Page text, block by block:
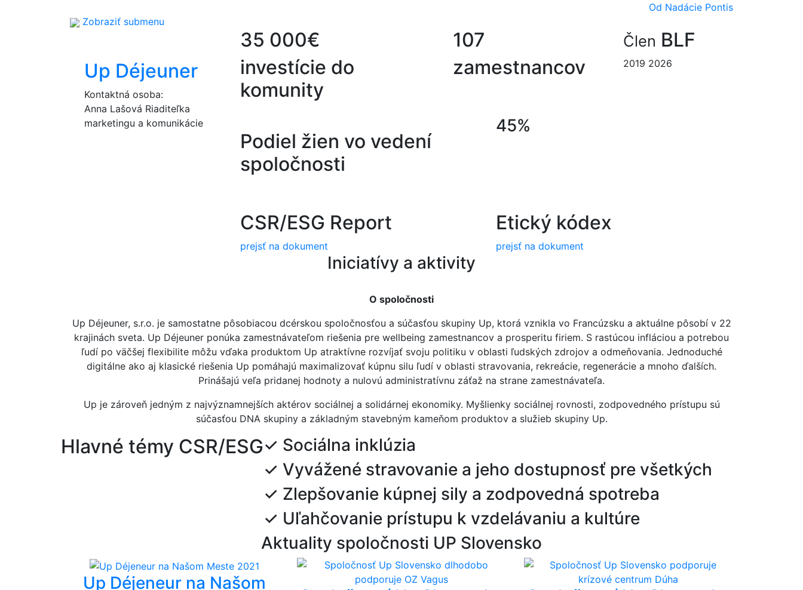
Od Nadácie Pontis
Zobraziť submenu
Up Déjeuner
Kontaktná osoba:
Anna Lašová Riaditeľka
marketingu a komunikácie
35 000€
investície do
komunity
107
zamestnancov
Člen BLF
2019 2026
Podiel žien vo vedení
spoločnosti
45%
CSR/ESG Report
prejsť na dokument
Etický kódex
prejsť na dokument
Iniciatívy a aktivity
O spoločnosti
Up Déjeuner, s.r.o. je samostatne pôsobiacou dcérskou spoločnosťou a súčasťou skupiny Up, ktorá vznikla vo Francúzsku a aktuálne pôsobí v 22
krajinách sveta. Up Déjeuner ponúka zamestnávateľom riešenia pre wellbeing zamestnancov a prosperitu firiem. S rastúcou infláciou a potrebou
ľudí po väčšej flexibilite môžu vďaka produktom Up atraktívne rozvíjať svoju politiku v oblasti ľudských zdrojov a odmeňovania. Jednoduché
digitálne ako aj klasické riešenia Up pomáhajú maximalizovať kúpnu silu ľudí v oblasti stravovania, rekreácie, regenerácie a mnoho ďalších.
Prinášajú veľa pridanej hodnoty a nulovú administratívnu záťaž na strane zamestnávateľa.
Up je zároveň jedným z najvýznamnejších aktérov sociálnej a solidárnej ekonomiky. Myšlienky sociálnej rovnosti, zodpovedného prístupu sú
súčasťou DNA skupiny a základným stavebným kameňom produktov a služieb skupiny Up.
Hlavné témy CSR/ESG✓ Sociálna inklúzia
✓ Vyvážené stravovanie a jeho dostupnosť pre všetkých
✓ Zlepšovanie kúpnej sily a zodpovedná spotreba
✓ Uľahčovanie prístupu k vzdelávaniu a kultúre
Aktuality spoločnosti UP Slovensko
Up Déjeneur na Našom